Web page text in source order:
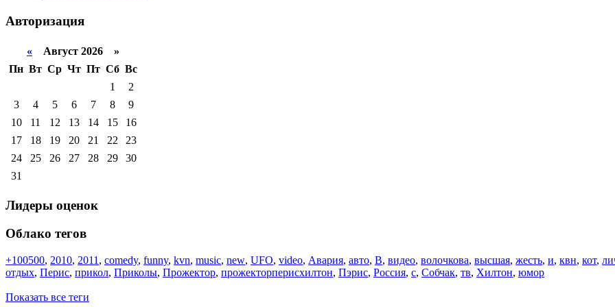
Авторизация
« Август 2026 »
Пн Вт Ср Чт Пт Сб Вс
1
2
3
4 5 6 7 8
9
10
11 12 13 14 15
16
17
18 19 20 21 22
23
24
25 26 27 28 29
30
31
Лидеры оценок
Облако тегов
+100500, 2010, 2011 , comedy, funny, kvn, music, new, UFO, video, Авария, авто, В, видео, волочкова, высшая, жесть, и, квн, кот,
отдых, Перис, прикол, Приколы, Прожектор, прожекторперисхилтон, Пэрис, Россия, с, Собчак, тв, Хилтон, юмор
Показать все теги